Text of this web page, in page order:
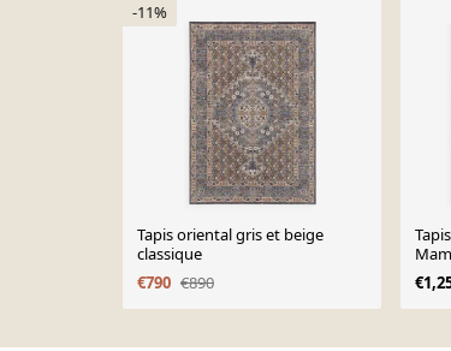
-11%
Tapis oriental gris et beige
classique
€790 €890
200